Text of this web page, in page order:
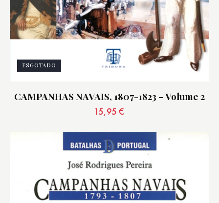
ESGOTADO
CAMPANHAS NAVAIS, 1807-1823 – Volume 2
15,95 €